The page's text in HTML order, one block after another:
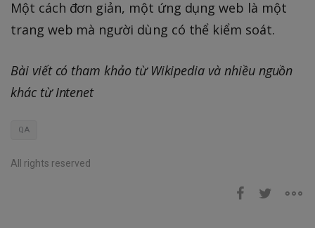
Một cách đơn giản, một ứng dụng web là một
trang web mà người dùng có thể kiểm soát.
Bài viết có tham khảo từ Wikipedia và nhiều nguồn
khác từ Intenet
QA
All rights reserved